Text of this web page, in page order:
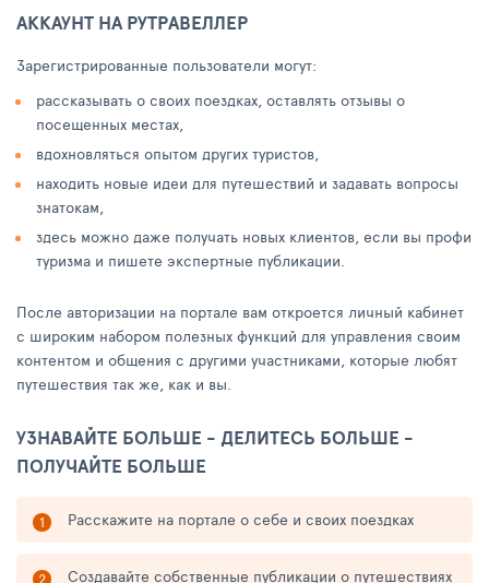
АККАУНТ НА РУТРАВЕЛЛЕР
Зарегистрированные пользователи могут:
рассказывать о своих поездках, оставлять отзывы о
посещенных местах,
вдохновляться опытом других туристов,
находить новые идеи для путешествий и задавать вопросы
знатокам,
здесь можно даже получать новых клиентов, если вы профи
туризма и пишете экспертные публикации.
После авторизации на портале вам откроется личный кабинет
с широким набором полезных функций для управления своим
контентом и общения с другими участниками, которые любят
путешествия так же, как и вы.
УЗНАВАЙТЕ БОЛЬШЕ - ДЕЛИТЕСЬ БОЛЬШЕ -
ПОЛУЧАЙТЕ БОЛЬШЕ
Расскажите на портале о себе и своих поездках
Создавайте собственные публикации о путешествиях